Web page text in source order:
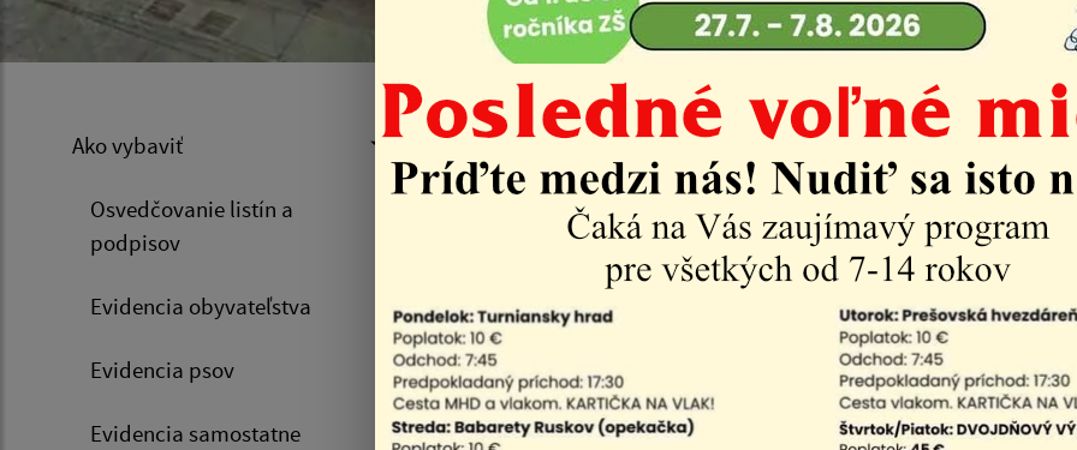
Ako vybaviť
Osvedčovanie listín a
podpisov
Evidencia obyvateľstva
Evidencia psov
Evidencia samostatne
Iné
Ako vybaviť Iné Poskytovanie informácií
Poskytovanie informácií
Kultúrne podujatie